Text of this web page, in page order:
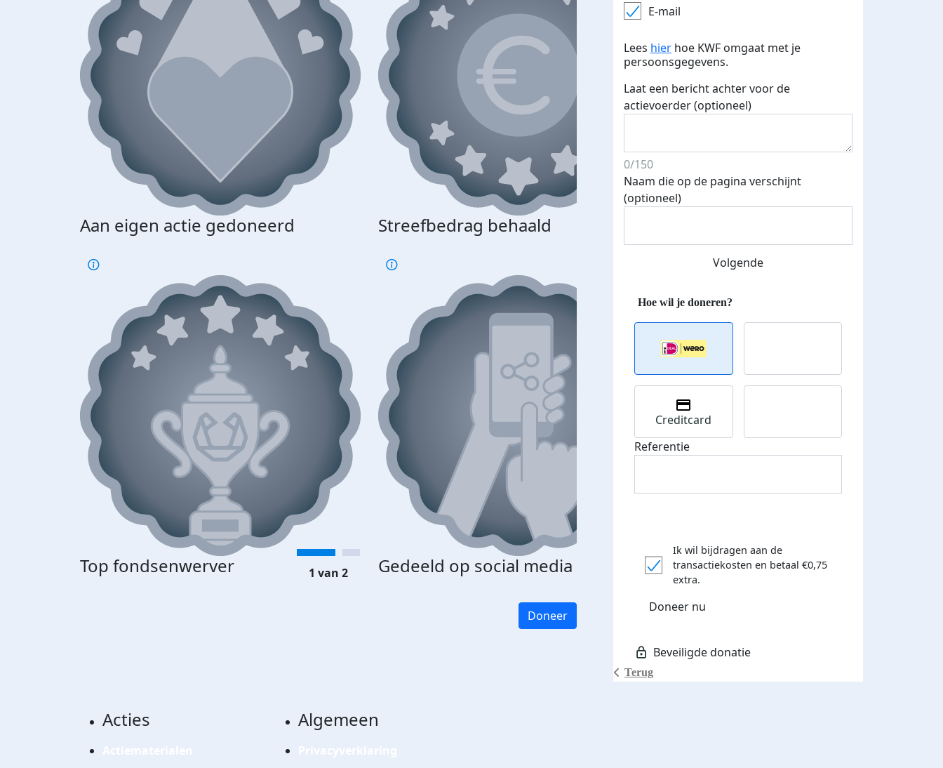
Aan eigen actie gedoneerd Streefbedrag behaald
Top fondsenwerver Gedeeld op social media Donateurs bedankt
1 van 2
Doneer
E-mail
Lees hier hoe KWF omgaat met je
persoonsgegevens.
Laat een bericht achter voor de
actievoerder (optioneel)
0/150
Naam die op de pagina verschijnt
(optioneel)
Volgende
Terug
Creditcard
Referentie
Ik wil bijdragen aan de
transactiekosten en betaal €0,75
extra.
Doneer nu
Acties Algemeen